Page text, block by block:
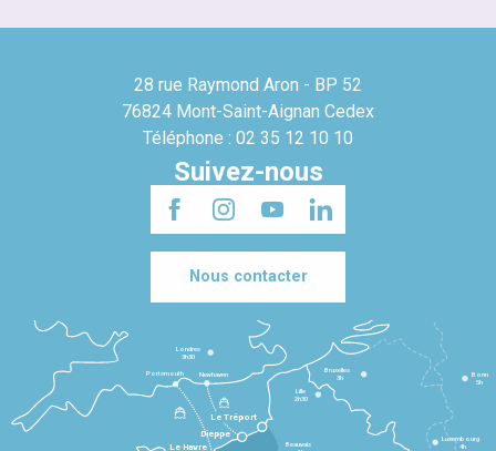
28 rue Raymond Aron - BP 52
76824 Mont-Saint-Aignan Cedex
Téléphone : 02 35 12 10 10
Suivez-nous
Nous contacter
Le Havre
Dieppe
Le Tréport
Beauvais
Lille
2h30
Bruxelles
3h
Londres
3h30
Newhaven
Portsmouth
Bonn
5h
Luxembourg
4h